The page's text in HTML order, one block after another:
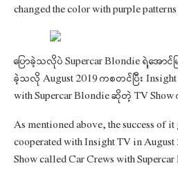
changed the color with purple
ပြောခဲ့သလိုပဲ Supercar Blondie ရဲ့အေ
ခဲ့သလို August 2019 ကစတင်ပြီး Insight
with Supercar Blondie ဆိုတဲ့ TV
As mentioned above, the success of
cooperated with Insight TV in August
Show called Car Crews with